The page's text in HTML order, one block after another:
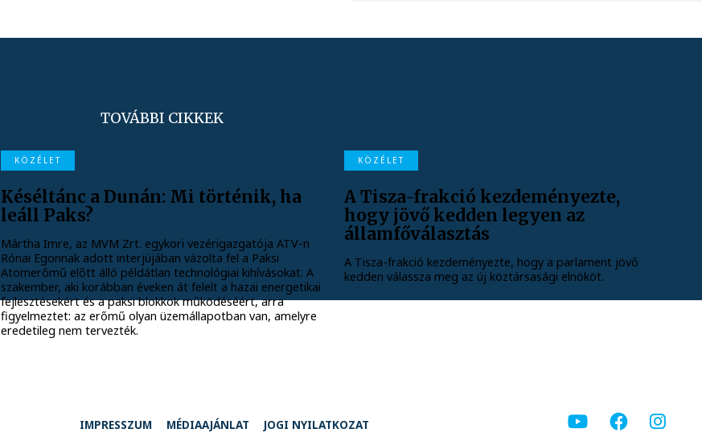
TOVÁBBI CIKKEK
KÖZÉLET
Késéltánc a Dunán: Mi történik, ha
leáll Paks?
Mártha Imre, az MVM Zrt. egykori vezérigazgatója ATV-n
Rónai Egonnak adott interjújában vázolta fel a Paksi
Atomerőmű előtt álló példátlan technológiai kihívásokat. A
szakember, aki korábban éveken át felelt a hazai energetikai
fejlesztésekért és a paksi blokkok működéséért, arra
figyelmeztet: az erőmű olyan üzemállapotban van, amelyre
eredetileg nem tervezték.
KÖZÉLET
A Tisza-frakció kezdeményezte,
hogy jövő kedden legyen az
államfőválasztás
A Tisza-frakció kezdeményezte, hogy a parlament jövő
kedden válassza meg az új köztársasági elnököt.
IMPRESSZUM MÉDIAAJÁNLAT JOGI NYILATKOZAT